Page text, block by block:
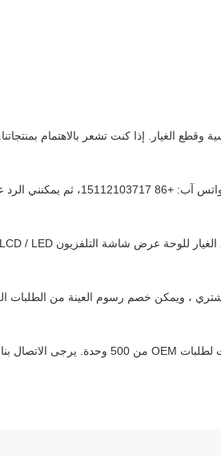
في موقعنا على الويب.